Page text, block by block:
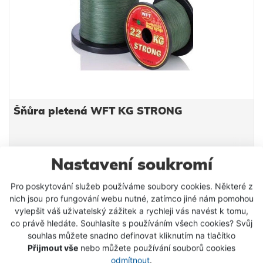
Nastavení soukromí
Pro poskytování služeb používáme soubory cookies. Některé z
nich jsou pro fungování webu nutné, zatímco jiné nám pomohou
vylepšit váš uživatelský zážitek a rychleji vás navést k tomu,
co právě hledáte. Souhlasíte s používáním všech cookies? Svůj
souhlas můžete snadno definovat kliknutím na tlačítko
Přijmout vše nebo můžete používání souborů cookies
odmítnout.
zahrnuje všechny běžné vrhací zátěže, testovací
křivky a tím i širokou oblast použití. U těchto
modelů se díky celkovému vysokému počtu
vyrobených prutů podařilo silně snížit výrobní
náklady a tím i docílenou konečnou cenu bez ošizení
kvality. Délka 3,0m Speciální LTC očka Vrhací zátěž
Šňůra pletená WFT KG STRONG
od
DETAIL PRODUKTU